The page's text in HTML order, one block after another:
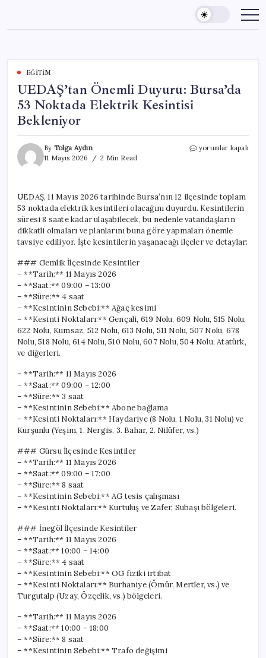
content
EĞITIM
UEDAŞ’tan Önemli Duyuru: Bursa’da
53 Noktada Elektrik Kesintisi
Bekleniyor
By Tolga Aydın
11 Mayıs 2026
2 Min Read
UEDAŞ’tan
Noktada
Elektrik
Kesintisi
Bekleniyor
yorumlar kapalı
UEDAŞ, 11 Mayıs 2026 tarihinde Bursa’nın 12 ilçesinde toplam
53 noktada elektrik kesintileri olacağını duyurdu. Kesintilerin
süresi 8 saate kadar ulaşabilecek, bu nedenle vatandaşların
dikkatli olmaları ve planlarını buna göre yapmaları önemle
tavsiye ediliyor. İşte kesintilerin yaşanacağı ilçeler ve detaylar:
### Gemlik İlçesinde Kesintiler
– **Tarih:** 11 Mayıs 2026
– **Saat:** 09:00 – 13:00
– **Süre:** 4 saat
– **Kesintinin Sebebi:** Ağaç kesimi
– **Kesinti Noktaları:** Gençali, 619 Nolu, 609 Nolu, 515 Nolu,
622 Nolu, Kumsaz, 512 Nolu, 613 Nolu, 511 Nolu, 507 Nolu, 678
Nolu, 518 Nolu, 614 Nolu, 510 Nolu, 607 Nolu, 504 Nolu, Atatürk,
ve diğerleri.
– **Tarih:** 11 Mayıs 2026
– **Saat:** 09:00 – 12:00
– **Süre:** 3 saat
– **Kesintinin Sebebi:** Abone bağlama
– **Kesinti Noktaları:** Haydariye (8 Nolu, 1 Nolu, 31 Nolu) ve
Kurşunlu (Yeşim, 1. Nergis, 3. Bahar, 2. Nilüfer, vs.)
### Gürsu İlçesinde Kesintiler
– **Tarih:** 11 Mayıs 2026
– **Saat:** 09:00 – 17:00
– **Süre:** 8 saat
– **Kesintinin Sebebi:** AG tesis çalışması
– **Kesinti Noktaları:** Kurtuluş ve Zafer, Subaşı bölgeleri.
### İnegöl İlçesinde Kesintiler
– **Tarih:** 11 Mayıs 2026
– **Saat:** 10:00 – 14:00
– **Süre:** 4 saat
– **Kesintinin Sebebi:** OG fiziki irtibat
– **Kesinti Noktaları:** Burhaniye (Ömür, Mertler, vs.) ve
Turgutalp (Uzay, Özçelik, vs.) bölgeleri.
– **Tarih:** 11 Mayıs 2026
– **Saat:** 10:00 – 18:00
– **Süre:** 8 saat
– **Kesintinin Sebebi:** Trafo değişimi